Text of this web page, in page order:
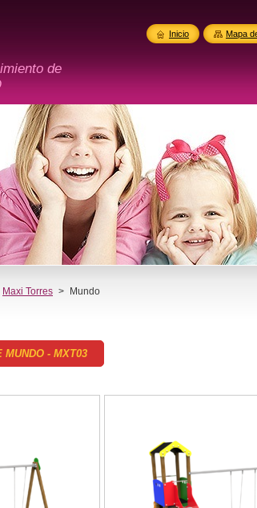
de
Maxi Torres > Mundo
MUNDO - MXT03
Inicio Mapa